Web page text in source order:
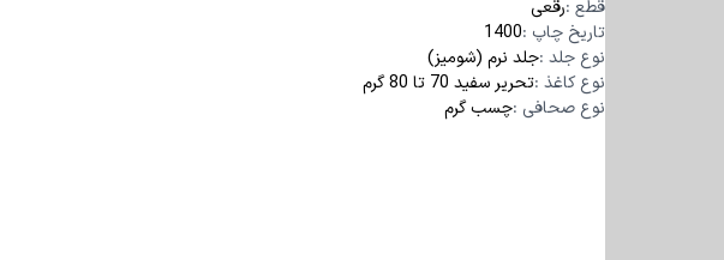
: قطع رقعی
: تاریخ چاپ 1400
: نوع جلد جلد نرم (شومیز)
: نوع کاغذ تحریر سفید 70 تا 80 گرم
: نوع صحافی چسب گرم